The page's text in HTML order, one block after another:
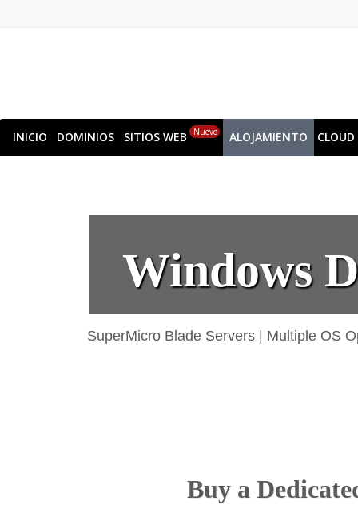
INICIO DOMINIOS SITIOS WEB Nuevo ALOJAMIENTO CLOUD
Windows
SuperMicro Blade Servers Multiple OS
Buy a